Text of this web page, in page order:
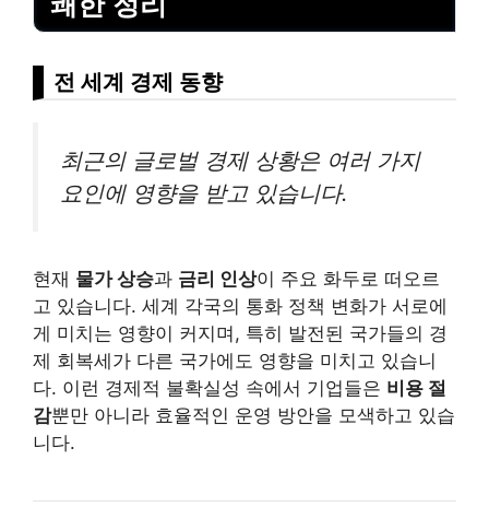
전 세계 경제 동향
최근의 글로벌 경제 상황은 여러 가지
요인에 영향을 받고 있습니다.
현재 물가 상승과 금리 인상이 주요 화두로 떠오르
고 있습니다. 세계 각국의 통화 정책 변화가 서로에
게 미치는 영향이 커지며, 특히 발전된 국가들의 경
제 회복세가 다른 국가에도 영향을 미치고 있습니
다. 이런 경제적 불확실성 속에서 기업들은 비용 절
감뿐만 아니라 효율적인 운영 방안을 모색하고 있습
니다.